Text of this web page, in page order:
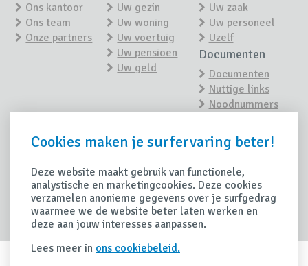
Ons kantoor
Ons team
Onze partners
Uw gezin
Uw woning
Uw voertuig
Uw pensioen
Uw geld
Uw zaak
Uw personeel
Uzelf
Documenten
Documenten
Nuttige links
Noodnummers
Tips
Handige tips
Contacteer ons
afspraak
Schade
Schade
aangeven
Cookies maken je surfervaring beter!
Deze website maakt gebruik van functionele,
analystische en marketingcookies. Deze cookies
verzamelen anonieme gegevens over je surfgedrag
waarmee we de website beter laten werken en
deze aan jouw interesses aanpassen.
Lees meer in ons cookiebeleid.